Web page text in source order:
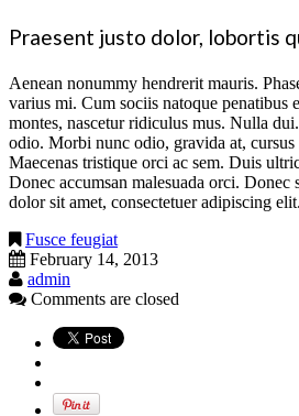
Praesent justo dolor, lobortis
Aenean nonummy hendrerit mauris.
varius mi. Cum sociis natoque penatibus
montes, nascetur ridiculus mus. Nulla
odio. Morbi nunc odio, gravida at, cursus
Maecenas tristique orci ac sem. Duis
Donec accumsan malesuada orci. Donec
dolor sit amet, consectetuer adipiscing elit.
Fusce feugiat
February 14, 2013
admin
Comments are closed